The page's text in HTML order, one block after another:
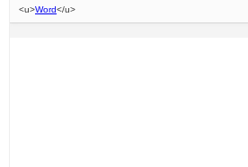
<u>Word </u>